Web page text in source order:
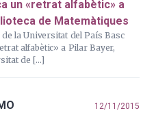
un «retrat alfabètic» a
de Matemàtiques
la Universitat del País Basc
alfabètic» a Pilar Bayer,
de […]
12/11/2015